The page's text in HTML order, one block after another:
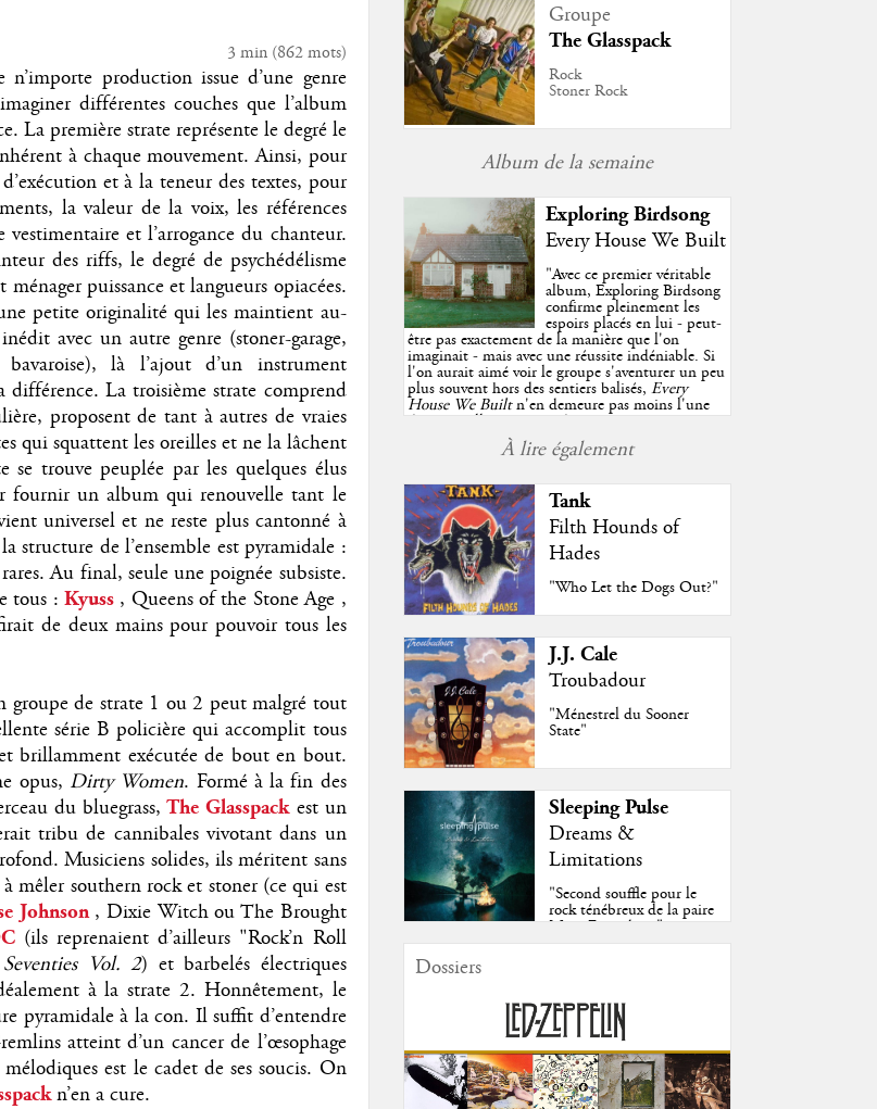
3 min(862mots)
production issue d’une genre
différentes couches que l’album
La première strate représente le degré le
à chaque mouvement. Ainsi, pour
et à la teneur des textes, pour
la valeur de la voix, les références
et l’arrogance du chanteur.
des riffs, le degré de psychédélisme
puissance et langueurs opiacées.
petite originalité qui les maintient au-
avec un autre genre (stoner-garage,
bavaroise), là l’ajout d’un instrument
La troisième strate comprend
proposent de tant à autres de vraies
qui squattent les oreilles et ne la lâchent
se trouve peuplée par les quelques élus
fournir un album qui renouvelle tant le
universel et ne reste plus cantonné à
structure de l’ensemble est pyramidale :
Au final, seule une poignée subsiste.
tous : Kyuss , Queens of the Stone Age ,
de deux mains pour pouvoir tous les
groupe de strate 1 ou 2 peut malgré tout
série B policière qui accomplit tous
brillamment exécutée de bout en bout.
opus, Dirty Women. Formé à la fin des
du bluegrass, The Glasspack est un
tribu de cannibales vivotant dans un
Musiciens solides, ils méritent sans
mêler southern rock et stoner (ce qui est
Johnson , Dixie Witch ou The Brought
(ils reprenaient d’ailleurs "Rock’n Roll
Vol. 2) et barbelés électriques
à la strate 2. Honnêtement, le
pyramidale à la con. Il suffit d’entendre
atteint d’un cancer de l’œsophage
est le cadet de ses soucis. On
n’en a cure.
Groupe
The Glasspack
Rock
Stoner Rock
Album de la semaine
Exploring Birdsong
Every House We Built
"Avec ce premier véritable
album, Exploring Birdsong
confirme pleinement les
espoirs placés en lui - peut-
être pas exactement de la manière que l'on
imaginait - mais avec une réussite indéniable. Si
l'on aurait aimé voir le groupe s'aventurer un peu
plus souvent hors des sentiers balisés,Every
House We Builtn'en demeure pas moins l'une
des très belles surprises de cette année, porté par
plusieurs morceaux qui trouveront sans difficulté
une place de choix dans vos playlists estivales.
À lire également
Tank
Filth Hounds of
Hades
"Who Let the Dogs Out?"
J.J. Cale
Troubadour
"Ménestrel du Sooner
State"
Sleeping Pulse
Dreams &
Limitations
"Second souffle pour le
rock ténébreux de la paire
Moss-Fazendeiro"
Dossiers